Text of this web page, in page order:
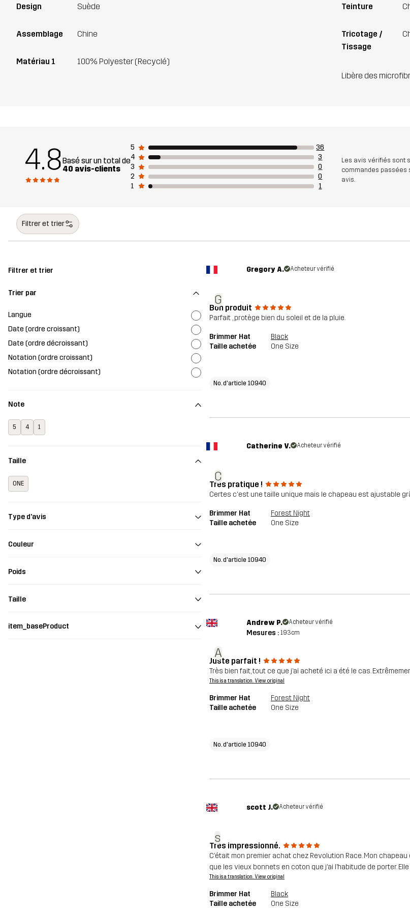
Design Suède
Assemblage Chine
Matériau 1 100% Polyester (Recyclé)
Teinture
Tricotage /
Tissage
Libère des
4.8Basé sur un total de
40 avis-clients
5
36
4
3
3
0
2
0
1
1
Les avis vérifiés sont
commandes passées
avis.
Filtrer et trier
Filtrer et trier
Trier par
Langue
Date (ordre croissant)
Date (ordre décroissant)
Notation (ordre croissant)
Notation (ordre décroissant)
Note
5 4 1
Taille
ONE
Type d'avis
Couleur
Poids
Taille
item_baseProduct
G
Gregory A. Acheteur vérifié
Bon produit
Parfait , protège bien du soleil et de la pluie.
Brimmer Hat
Black
Taille achetée
One Size
No. d'article 10940
C
Catherine V. Acheteur vérifié
Très pratique !
Certes c'est une taille unique mais le chapeau est ajustable
Brimmer Hat
Forest Night
Taille achetée
One Size
No. d'article 10940
A
Andrew P. Acheteur vérifié
Mesures : 193cm
Juste parfait !
Très bien fait, tout ce que j’ai acheté ici a été le cas.
This is a translation. View original
Brimmer Hat
Forest Night
Taille achetée
One Size
No. d'article 10940
s
scott J. Acheteur vérifié
Très impressionné.
C’était mon premier achat chez Revolution Race. Mon
que les vieux bonnets en coton que j’ai l’habitude de porter.
This is a translation. View original
Brimmer Hat
Black
Taille achetée
One Size